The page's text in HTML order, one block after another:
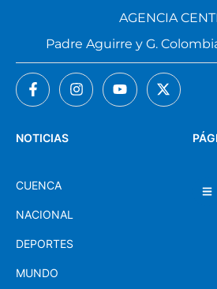
NOTICIAS
CUENCA
NACIONAL
DEPORTES
MUNDO
AGENCIA
Padre Aguirre y G.